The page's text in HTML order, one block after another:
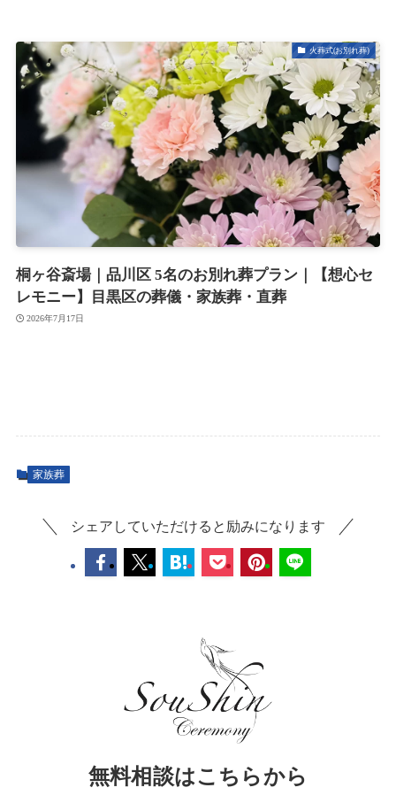
火葬式(お別れ葬)
桐ヶ谷斎場｜品川区 5名のお別れ葬プラン｜【想心セ
レモニー】目黒区の葬儀・家族葬・直葬
2026年7月17日
家族葬
シェアしていただけると励みになります
無料相談はこちらから